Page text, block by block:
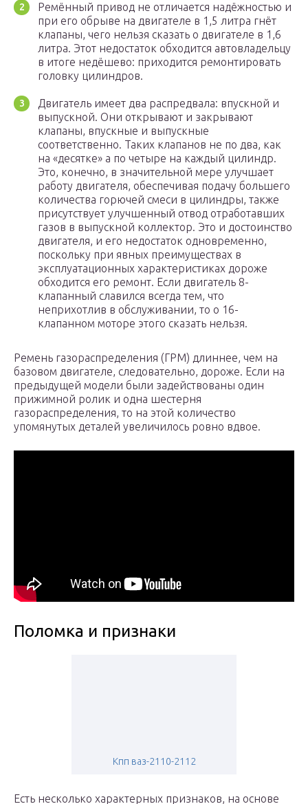
Ремённый привод не отличается надёжностью и
при его обрыве на двигателе в 1,5 литра гнёт
клапаны, чего нельзя сказать о двигателе в 1,6
литра. Этот недостаток обходится автовладельцу
в итоге недёшево: приходится ремонтировать
головку цилиндров.
Двигатель имеет два распредвала: впускной и
выпускной. Они открывают и закрывают
клапаны, впускные и выпускные
соответственно. Таких клапанов не по два, как
на «десятке» а по четыре на каждый цилиндр.
Это, конечно, в значительной мере улучшает
работу двигателя, обеспечивая подачу большего
количества горючей смеси в цилиндры, также
присутствует улучшенный отвод отработавших
газов в выпускной коллектор. Это и достоинство
двигателя, и его недостаток одновременно,
поскольку при явных преимуществах в
эксплуатационных характеристиках дороже
обходится его ремонт. Если двигатель 8-
клапанный славился всегда тем, что
неприхотлив в обслуживании, то о 16-
клапанном моторе этого сказать нельзя.
Ремень газораспределения (ГРМ) длиннее, чем на
базовом двигателе, следовательно, дороже. Если на
предыдущей модели были задействованы один
прижимной ролик и одна шестерня
газораспределения, то на этой количество
упомянутых деталей увеличилось ровно вдвое.
Поломка и признаки
Кпп ваз-2110-2112
Есть несколько характерных признаков, на основе